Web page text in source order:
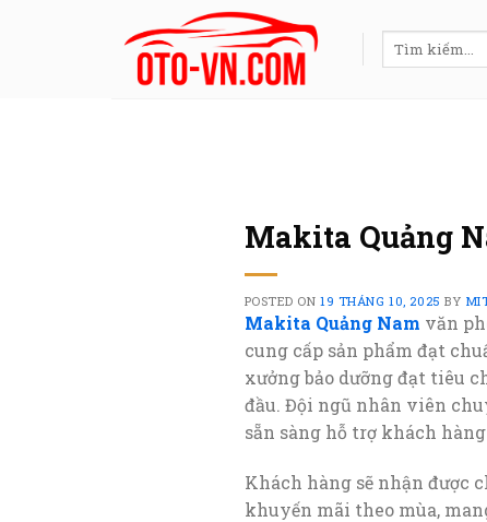
Tìm
kiếm:
Makita Quảng
POSTED ON19 THÁNG 10, 2025 BY
Makita Quảng Nam văn
cung cấp sản phẩm đạt
xưởng bảo dưỡng đạt tiêu
đầu. Đội ngũ nhân viên
sẵn sàng hỗ trợ khách
Khách hàng sẽ nhận được
khuyến mãi theo mùa,